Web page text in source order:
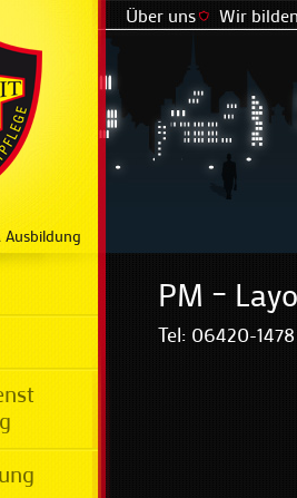
Ausbildung
Über uns Wir
PM –
Tel: 06420-